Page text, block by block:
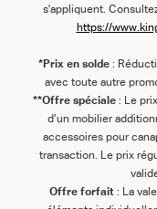
s'appliquent.
https://
*Prix en solde:
avec toute autre
**Offre spéciale: Le
d’un mobilier
accessoires pour
transaction. Le prix
Offre forfait: La